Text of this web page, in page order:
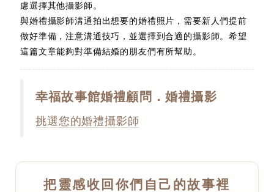
慮選擇其他攝影師。
與婚禮攝影師溝通拍出想要的婚禮照片，需要新人們提前
做好準備，注意溝通技巧，並選擇到合適的攝影師。希望
這篇文章能夠對準備結婚的朋友們有所幫助。
幸福故事館婚禮顧問．婚禮攝影
挑選您的婚禮攝影師
把靈感收回你們自己的故事裡